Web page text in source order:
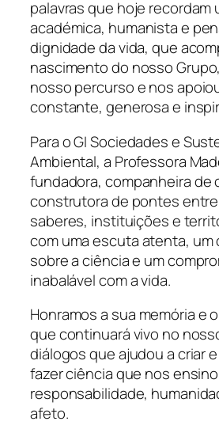
palavras que hoje recordam
académica, humanista e
dignidade da vida, que
nascimento do nosso
nosso percurso e nos
constante, generosa e
Para o GI Sociedades e
Ambiental, a Professora
fundadora, companheira de
construtora de pontes
saberes, instituições e
com uma escuta atenta, um
sobre a ciência e um
inabalável com a vida.
Honramos a sua memória e
que continuará vivo no
diálogos que ajudou a criar
fazer ciência que nos
responsabilidade,
afeto.